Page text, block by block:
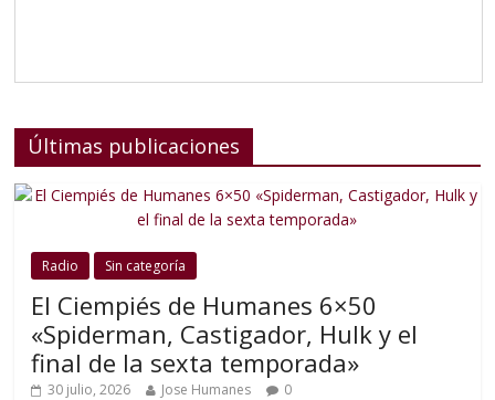
Últimas publicaciones
Radio Sin categoría
El Ciempiés de Humanes 6×50
«Spiderman, Castigador, Hulk y el
final de la sexta temporada»
30 julio, 2026 Jose Humanes 0